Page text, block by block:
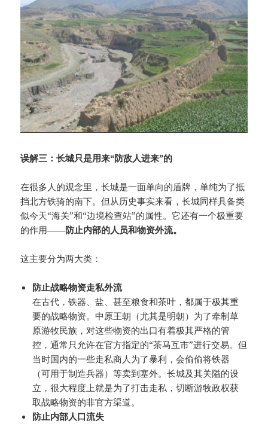
误解三：长城只是用来“防敌人进来”的
在很多人的观念里，长城是一面单向的盾牌，单纯为了抵
挡北方铁骑的南下。但从历史事实来看，长城同样具备类
似今天“海关”和“边境检查站”的属性。它还有一个极重要
的作用——防止内部的人员和物资外流。
这主要分为两大类：
防止战略物资走私外流
在古代，铁器、盐、甚至粮食和茶叶，都属于极其重
要的战略物资。中原王朝（尤其是明朝）为了牵制草
原游牧民族，对这些物资的出口有着极其严格的管
控，通常只允许在官方指定的“茶马互市”进行交易。但
当时国内的一些走私商人为了暴利，会偷偷将铁器
（可用于制造兵器）等卖到塞外。长城及其关隘的设
立，很大程度上就是为了打击走私，切断游牧政权获
取战略物资的非官方渠道。
防止内部人口流失